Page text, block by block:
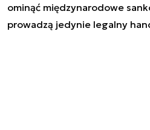
ominąć międzynarodowe
prowadzą jedynie legalny